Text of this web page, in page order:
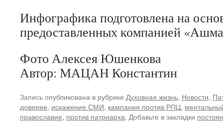
Инфографика подготовлена на
предоставленных компанией
Фото Алексея Юшенкова
Автор: МАЦАН Константин
Запись опубликована в рубрике Духовная жизнь, Новости,
доверие, искажение СМИ, кампания против РПЦ,
православие, против патриарха. Добавьте в закладки